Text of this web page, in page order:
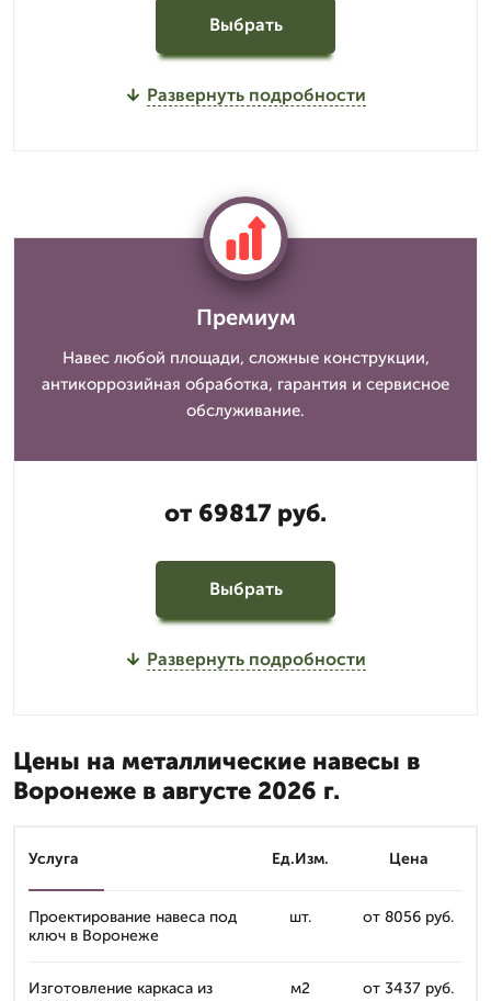
Выбрать
Развернуть подробности
Премиум
Навес любой площади, сложные конструкции,
антикоррозийная обработка, гарантия и сервисное
обслуживание.
от 69817 руб.
Выбрать
Развернуть подробности
Цены на металлические навесы в
Воронеже в августе 2026 г.
Услуга Ед.Изм. Цена
Проектирование навеса под
ключ в Воронеже
шт. от 8056 руб.
Изготовление каркаса из
м2 от 3437 руб.